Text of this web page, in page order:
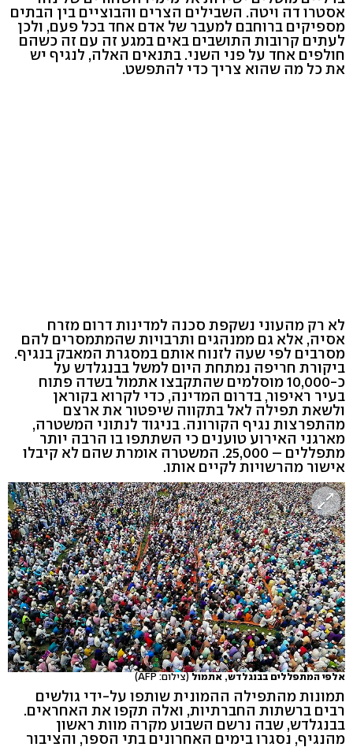
אסטרו דה ויטה. השבילים הצרים והבוציים בין הבתים
מספיקים ברוחבם למעבר של אדם אחד בכל פעם, ולכן
לעתים קרובות התושבים באים במגע זה עם זה כשהם
חולפים אחד על פני השני. בתנאים האלה, לנגיף יש
את כל מה שהוא צריך כדי להתפשט.
לא רק מהעוני נשקפת סכנה למדינות דרום מזרח
אסיה, אלא גם ממנהגים ותרבויות שהמתמסרים להם
מסרבים לפי שעה לזנוח אותם במסגרת המאבק בנגיף.
ביקורת חריפה נמתחת היום למשל בבנגלדש על
כ-10,000 מוסלמים שהתקבצו אתמול בשדה פתוח
בעיר ראיפור, בדרום המדינה, כדי לקרוא בקוראן
ולשאת תפילה לאל בתקווה שיפטור את ארצם
מהתפרצות נגיף הקורונה. בניגוד לנתוני המשטרה,
מארגני האירוע טוענים כי השתתפו בו הרבה יותר
מתפללים – 25,000. המשטרה אומרת שהם לא קיבלו
אישור מהרשויות לקיים אותו.
אלפי המתפללים בבנגלדש, אתמול (צילום: AFP)
תמונות מהתפילה ההמונית שותפו על-ידי גולשים
רבים ברשתות החברתיות, ואלה תקפו את האחראים.
בבנגלדש, שבה נרשם השבוע מקרה מוות ראשון
מהנגיף, נסגרו בימים האחרונים בתי הספר, והציבור